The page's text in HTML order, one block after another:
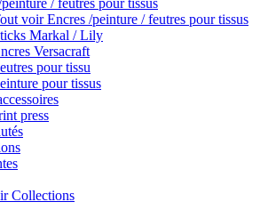
/ feutres pour tissus
voir Encres /peinture / feutres pour tissus
Markal / Lily
Versacraft
pour tissu
pour tissus
press
Collections